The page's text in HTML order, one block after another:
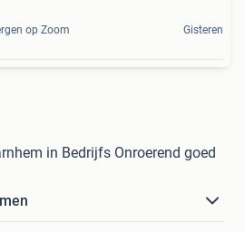
op Zoom Gisteren
in Bedrijfs Onroerend goed